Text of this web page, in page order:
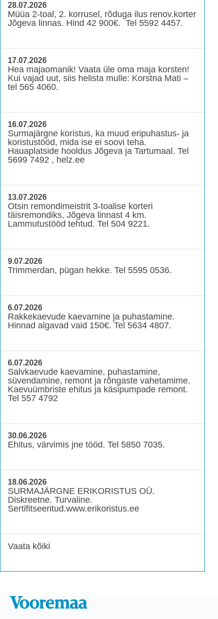
28.07.2026
Müüa 2-toal, 2. korrusel, rõduga ilus renov.korter
Jõgeva linnas. Hind 42 900€. Tel 5592 4457.
17.07.2026
Hea majaomanik! Vaata üle oma maja korsten!
Kui vajad uut, siis helista mulle: Korstna Mati –
tel 565 4060.
16.07.2026
Surmajärgne koristus, ka muud eripuhastus- ja
koristustööd, mida ise ei soovi teha.
Hauaplatside hooldus Jõgeva ja Tartumaal. Tel
5699 7492 , helz.ee
13.07.2026
Otsin remondimeistrit 3-toalise korteri
täisremondiks, Jõgeva linnast 4 km.
Lammutustööd tehtud. Tel 504 9221.
9.07.2026
Trimmerdan, pügan hekke. Tel 5595 0536.
6.07.2026
Rakkekaevude kaevamine ja puhastamine.
Hinnad algavad vaid 150€. Tel 5634 4807.
6.07.2026
Salvkaevude kaevamine, puhastamine,
süvendamine, remont ja rõngaste vahetamime.
Kaevuümbriste ehitus ja käsipumpade remont.
Tel 557 4792
30.06.2026
Ehitus, värvimis jne tööd. Tel 5850 7035.
18.06.2026
SURMAJÄRGNE ERIKORISTUS OÜ.
Diskreetne. Turvaline.
Sertifitseeritud.www.erikoristus.ee
Vaata kõiki